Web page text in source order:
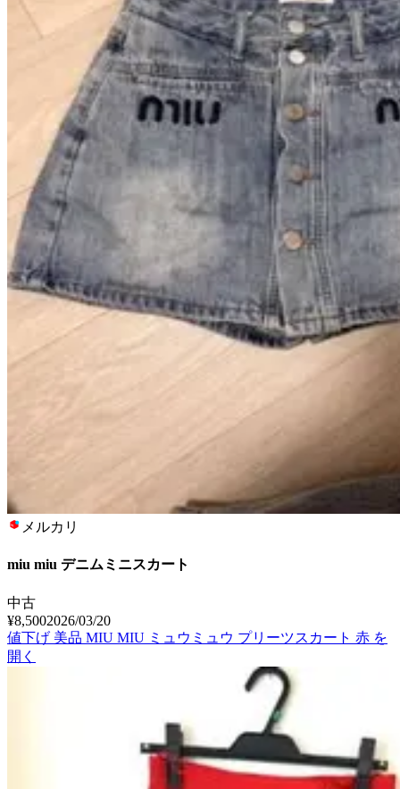
メルカリ
miu miu デニムミニスカート
中古
¥8,5002026/03/20
値下げ 美品 MIU MIU ミュウミュウ プリーツスカート 赤 を
開く